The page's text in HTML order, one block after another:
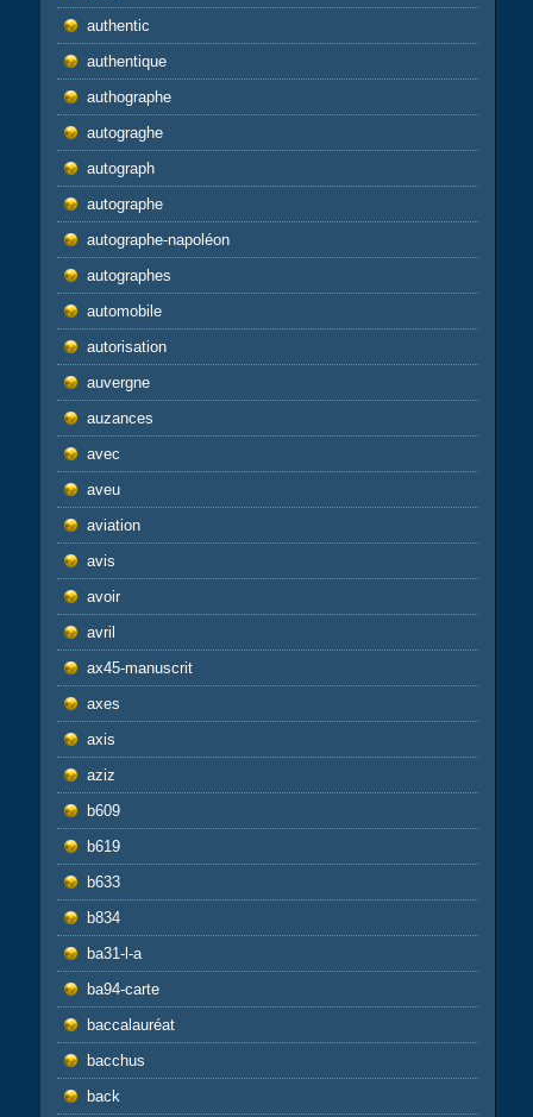
authentic
authentique
authographe
autograghe
autograph
autographe
autographe-napoléon
autographes
automobile
autorisation
auvergne
auzances
avec
aveu
aviation
avis
avoir
avril
ax45-manuscrit
axes
axis
aziz
b609
b619
b633
b834
ba31-l-a
ba94-carte
baccalauréat
bacchus
back